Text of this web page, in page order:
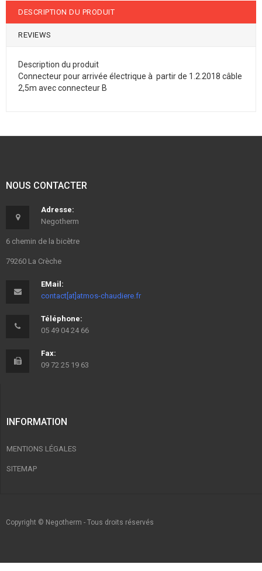
DESCRIPTION DU PRODUIT
REVIEWS
Description du produit
Connecteur pour arrivée électrique à partir de 1.2.2018 câble
2,5m avec connecteur B
NOUS CONTACTER
Adresse:
Negotherm
6 chemin de la bicètre
79260 La Crèche
EMail:
contact[at]atmos-chaudiere.fr
Téléphone:
05 49 04 24 66
Fax:
09 72 25 19 63
INFORMATION
MENTIONS LÉGALES
SITEMAP
Copyright © Negotherm - Tous droits réservés